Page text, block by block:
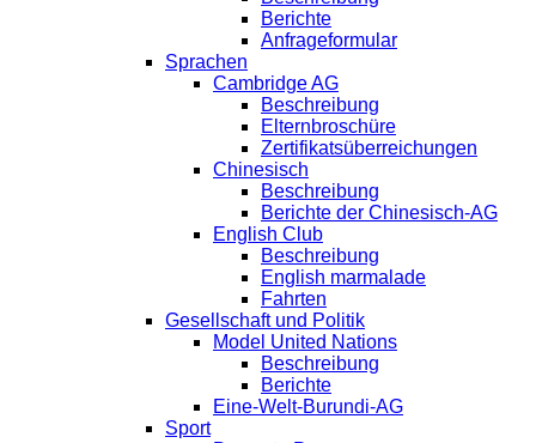
Berichte
Anfrageformular
Sprachen
Cambridge AG
Beschreibung
Elternbroschüre
Zertifikatsüberreichungen
Chinesisch
Beschreibung
Berichte der Chinesisch-AG
English Club
Beschreibung
English marmalade
Fahrten
Gesellschaft und Politik
Model United Nations
Beschreibung
Berichte
Eine-Welt-Burundi-AG
Sport